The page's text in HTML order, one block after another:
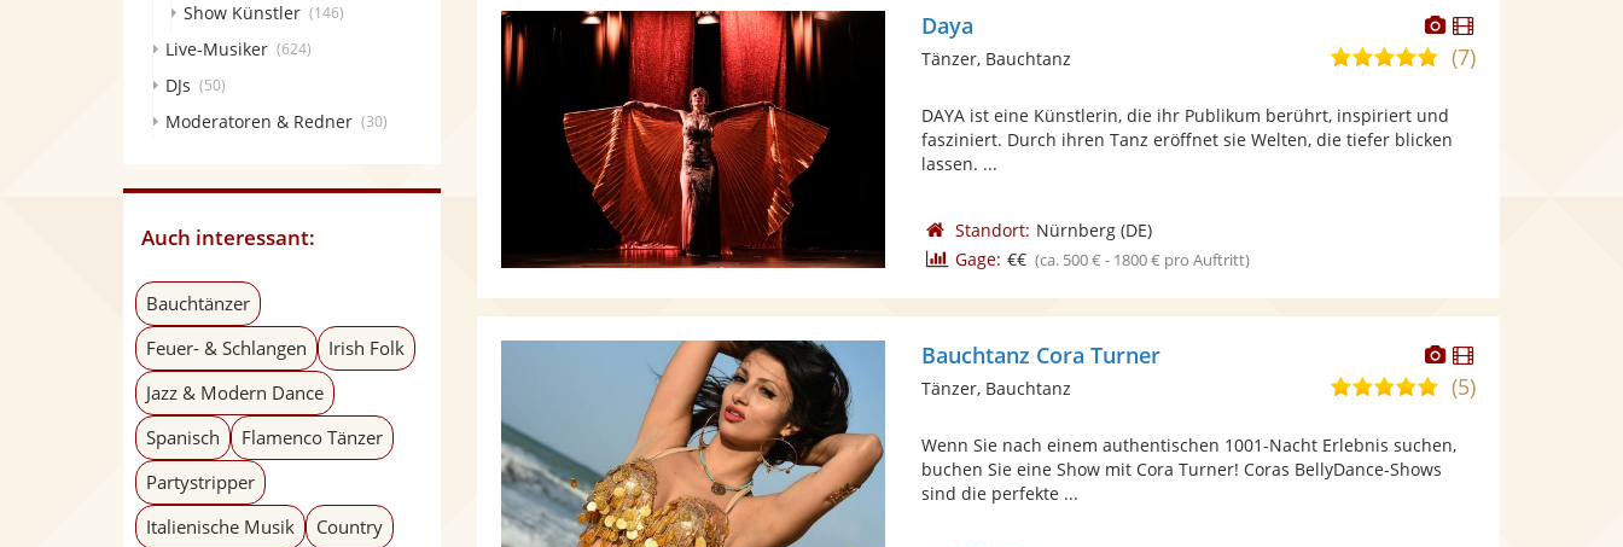
Dieser
Künstler
stellt
Fotos
bereit.
Dieser
Künstler
Daya
5,0
5
Sternen
(7)
Tänzer, Bauchtanz
DAYA ist eine Künstlerin, die ihr Publikum berührt, inspiriert und
fasziniert. Durch ihren Tanz eröffnet sie Welten, die tiefer blicken
lassen. ...
Standort: Nürnberg(DE)
Gage: €€ (ca. 500 € - 1800 € pro Auftritt)
Dieser
Künstler
stellt
bereit.
Dieser
Künstler
Bauchtanz Cora Turner
5,0
5
Sternen
(5)
Tänzer, Bauchtanz
Wenn Sie nach einem authentischen 1001-Nacht Erlebnis suchen,
buchen Sie eine Show mit Cora Turner! Coras BellyDance-Shows
sind die perfekte ...
Show Künstler (146)
Live-Musiker (624)
DJs (50)
Moderatoren & Redner (30)
Auch interessant:
Bauchtänzer
Feuer- & Schlangen
Irish Folk
Jazz & Modern Dance
Spanisch
Flamenco Tänzer
Partystripper
Italienische Musik
Country